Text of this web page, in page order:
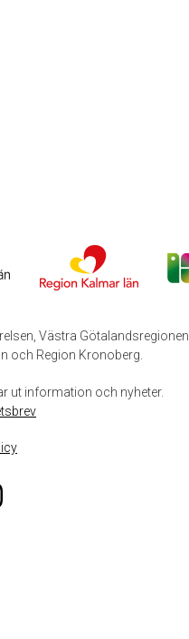
Västra Götalandsregionen,
och Region Kronoberg.
ut information och nyheter.